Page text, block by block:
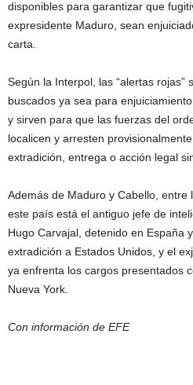
disponibles para garantizar que
expresidente Maduro, sean
carta.
Según la Interpol, las “alertas rojas”
buscados ya sea para
y sirven para que las fuerzas del
localicen y arresten
extradición, entrega o acción legal
Además de Maduro y Cabello, entre
este país está el antiguo jefe de
Hugo Carvajal, detenido en España
extradición a Estados Unidos, y el
ya enfrenta los cargos presentados
Nueva York.
Con información de EFE